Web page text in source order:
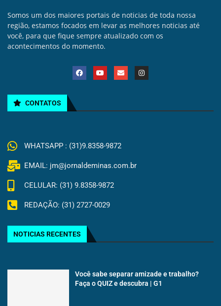
Somos um dos maiores portais de noticias de toda nossa
região, estamos focados em levar as melhores noticias até
você, para que fique sempre atualizado com os
acontecimentos do momento.
CONTATOS
WHATSAPP : (31)9.8358-9872
EMAIL: jm@jornaldeminas.com.br
CELULAR: (31) 9.8358-9872
REDAÇÃO: (31) 2727-0029
NOTICIAS RECENTES
Você sabe separar amizade e trabalho?
Faça o QUIZ e descubra | G1